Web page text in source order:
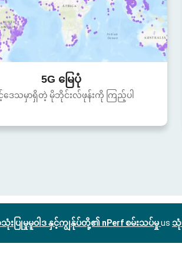
5G မြေပုံ
ေသမှာရှိတဲ့ မိုဘိုင်းလ်ဖုန်းကို ကြည့်ပါ
းပြုမှုမူဝါဒ နှင့်ကျွန်ုပ်တို့၏ nPerf စမ်းသပ်မှုus သုံ